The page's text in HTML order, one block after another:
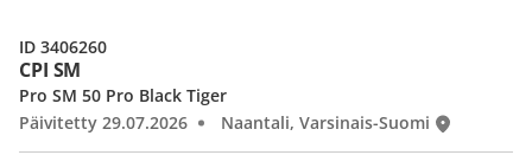
CPI SM
Pro SM 50 Pro Black Tiger
Päivitetty 29.07.2026
Naantali, Varsinais-Suomi
ID 3406260